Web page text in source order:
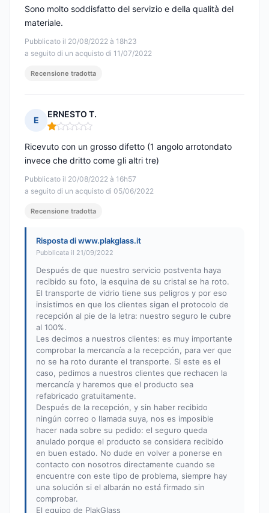
Pubblicato il 20/08/2022 à 18h23
a seguito di un acquisto di 11/07/2022
Sono molto soddisfatto del servizio e della qualità del
materiale.
Recensione tradotta
E
ERNESTO T.
Nota: 1 su 5
Pubblicato il 20/08/2022 à 16h57
a seguito di un acquisto di 05/06/2022
Ricevuto con un grosso difetto (1 angolo arrotondato
invece che dritto come gli altri tre)
Recensione tradotta
Risposta di www.plakglass.it
Pubblicata il 21/09/2022
Después de que nuestro servicio postventa haya
recibido su foto, la esquina de su cristal se ha roto.
El transporte de vidrio tiene sus peligros y por eso
insistimos en que los clientes sigan el protocolo de
recepción al pie de la letra: nuestro seguro le cubre
al 100%.
Les decimos a nuestros clientes: es muy importante
comprobar la mercancía a la recepción, para ver que
no se ha roto durante el transporte. Si este es el
caso, pedimos a nuestros clientes que rechacen la
mercancía y haremos que el producto sea
refabricado gratuitamente.
Después de la recepción, y sin haber recibido
ningún correo o llamada suya, nos es imposible
hacer nada sobre su pedido: el seguro queda
anulado porque el producto se considera recibido
en buen estado. No dude en volver a ponerse en
contacto con nosotros directamente cuando se
encuentre con este tipo de problema, siempre hay
una solución si el albarán no está firmado sin
comprobar.
El equipo de PlakGlass